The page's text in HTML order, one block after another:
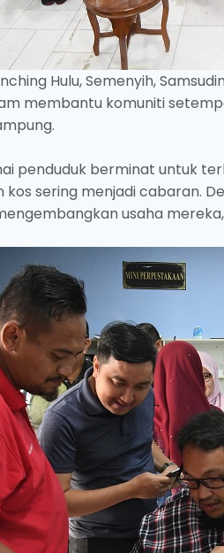
Hulu, Semenyih,
membantu komuniti
penduduk berminat untuk
kos sering menjadi cabaran.
usaha